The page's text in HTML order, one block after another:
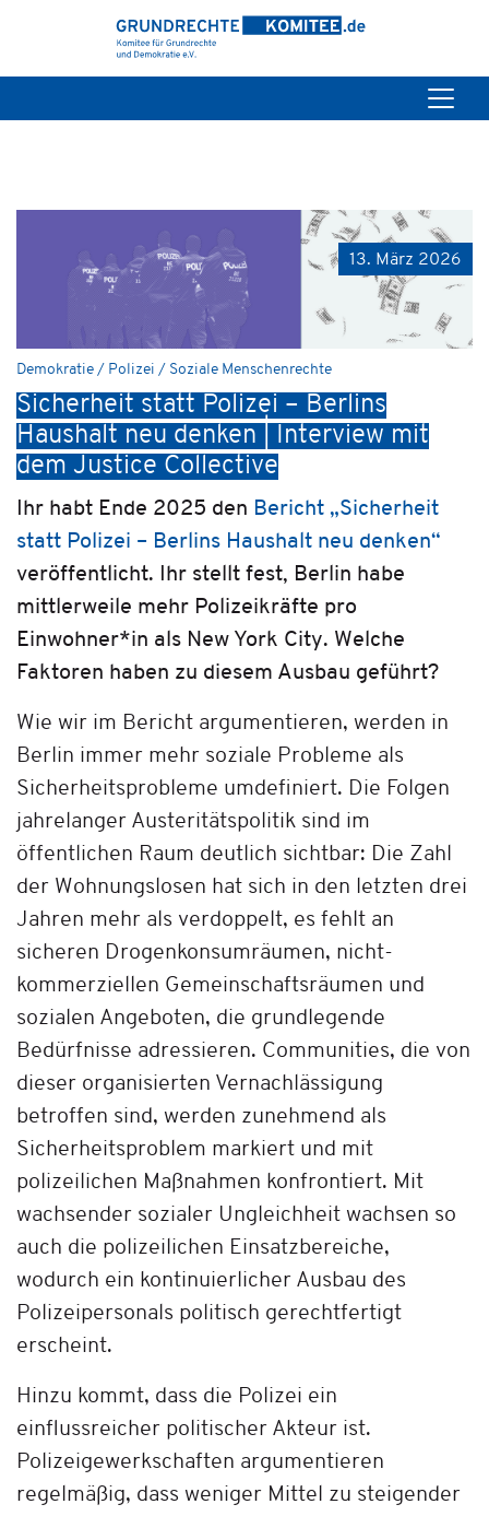
13. März 2026
Demokratie / Polizei / Soziale Menschenrechte
Sicherheit statt Polizei – Berlins
Haushalt neu denken | Interview mit
dem Justice Collective
Ihr habt Ende 2025 den Bericht „Sicherheit
statt Polizei – Berlins Haushalt neu denken“
veröffentlicht. Ihr stellt fest, Berlin habe
mittlerweile mehr Polizeikräfte pro
Einwohner*in als New York City. Welche
Faktoren haben zu diesem Ausbau geführt?
Wie wir im Bericht argumentieren, werden in
Berlin immer mehr soziale Probleme als
Sicherheitsprobleme umdefiniert. Die Folgen
jahrelanger Austeritätspolitik sind im
öffentlichen Raum deutlich sichtbar: Die Zahl
der Wohnungslosen hat sich in den letzten drei
Jahren mehr als verdoppelt, es fehlt an
sicheren Drogenkonsumräumen, nicht-
kommerziellen Gemeinschaftsräumen und
sozialen Angeboten, die grundlegende
Bedürfnisse adressieren. Communities, die von
dieser organisierten Vernachlässigung
betroffen sind, werden zunehmend als
Sicherheitsproblem markiert und mit
polizeilichen Maßnahmen konfrontiert. Mit
wachsender sozialer Ungleichheit wachsen so
auch die polizeilichen Einsatzbereiche,
wodurch ein kontinuierlicher Ausbau des
Polizeipersonals politisch gerechtfertigt
erscheint.
Hinzu kommt, dass die Polizei ein
einflussreicher politischer Akteur ist.
Polizeigewerkschaften argumentieren
regelmäßig, dass weniger Mittel zu steigender